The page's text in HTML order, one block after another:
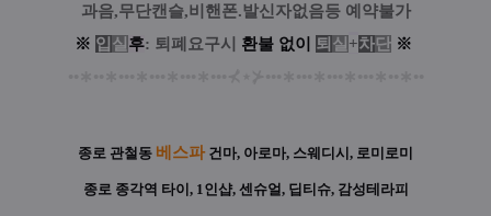
과음,무단캔슬,비핸폰.발신자없음등 예약불가
※ 입 실 후: 퇴폐요구시 환불 없이 퇴 실 +차단 ※
종로 관철동 베스파건마, 아로마, 스웨디시, 로미로미
종로 종각역 타이, 1인샵, 센슈얼, 딥티슈, 감성테라피